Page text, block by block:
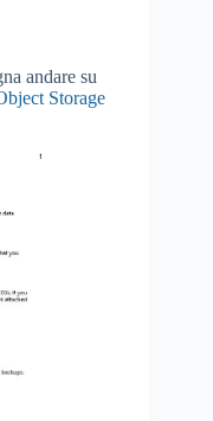
andare su
Storage